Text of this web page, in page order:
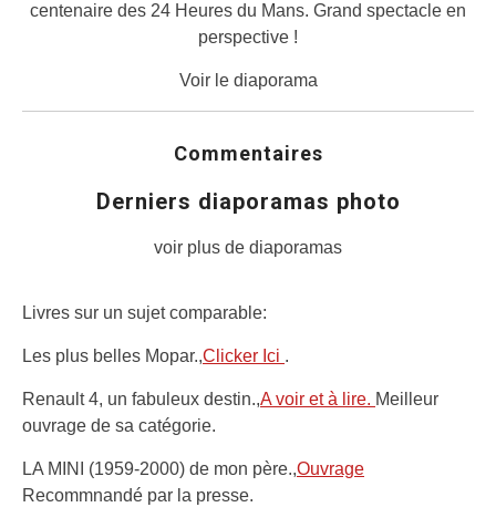
centenaire des 24 Heures du Mans. Grand spectacle en
perspective !
Voir le diaporama
Commentaires
Derniers diaporamas photo
voir plus de diaporamas
Livres sur un sujet comparable:
Les plus belles Mopar.,Clicker Ici .
Renault 4, un fabuleux destin.,A voir et à lire. Meilleur
ouvrage de sa catégorie.
LA MINI (1959-2000) de mon père.,Ouvrage
Recommnandé par la presse.